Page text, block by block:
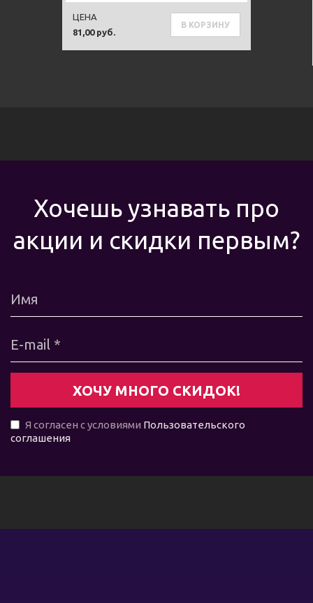
81,00 руб.
ЦЕНА
В КОРЗИНУ
Хочешь узнавать про
акции и скидки первым?
Я согласен с условиями Пользовательского
соглашения